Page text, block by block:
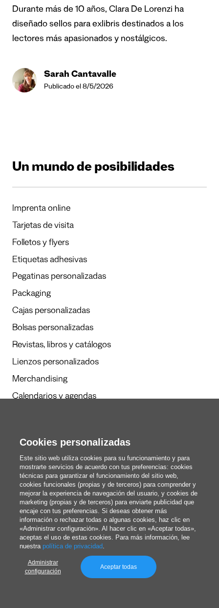
Durante más de 10 años, Clara De Lorenzi ha
diseñado sellos para exlibris destinados a los
lectores más apasionados y nostálgicos.
Sarah Cantavalle
Publicado el 8/5/2026
Un mundo de posibilidades
Imprenta online
Tarjetas de visita
Folletos y flyers
Etiquetas adhesivas
Pegatinas personalizadas
Packaging
Cajas personalizadas
Bolsas personalizadas
Revistas, libros y catálogos
Lienzos personalizados
Merchandising
Calendarios y agendas
Redacción
Estos somos nosotros
blog@pixartprinting.com
Política de privacidad
Cookies personalizadas
Este sitio web utiliza cookies para su funcionamiento y para
mostrarte servicios de acuerdo con tus preferencias: cookies
técnicas para garantizar el funcionamiento del sitio web,
cookies funcionales (propias y de terceros) para comprender y
mejorar la experiencia de navegación del usuario, y cookies de
marketing (propias y de terceros) para enviarte publicidad que
encaje con tus preferencias. Si deseas obtener más
información o rechazar todas o algunas cookies, haz clic en
«Administrar configuración». Al hacer clic en «Aceptar todas»,
aceptas el uso de estas cookies. Para más información, lee
nuestra política de privacidad.
Administrar
configuración
Aceptar todas